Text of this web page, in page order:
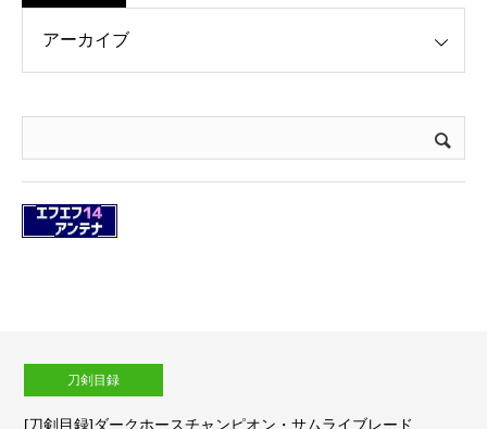
刀剣目録
[刀剣目録]ダークホースチャンピオン・サムライブレード